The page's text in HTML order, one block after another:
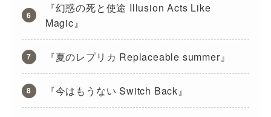
『幻惑の死と使途 Illusion Acts Like
Magic』
『夏のレプリカ Replaceable summer』
『今はもうない Switch Back』